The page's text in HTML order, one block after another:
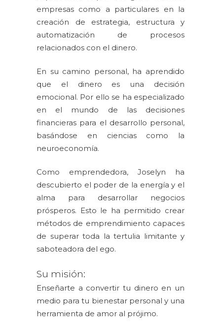
empresas como a particulares en la
creación de estrategia, estructura y
automatización de procesos
relacionados con el dinero.
En su camino personal, ha aprendido
que el dinero es una decisión
emocional. Por ello se ha especializado
en el mundo de las decisiones
financieras para el desarrollo personal,
basándose en ciencias como la
neuroeconomía.
Como emprendedora, Joselyn ha
descubierto el poder de la energía y el
alma para desarrollar negocios
prósperos. Esto le ha permitido crear
métodos de emprendimiento capaces
de superar toda la tertulia limitante y
saboteadora del ego.
Su misión:
Enseñarte a convertir tu dinero en un
medio para tu bienestar personal y una
herramienta de amor al prójimo.